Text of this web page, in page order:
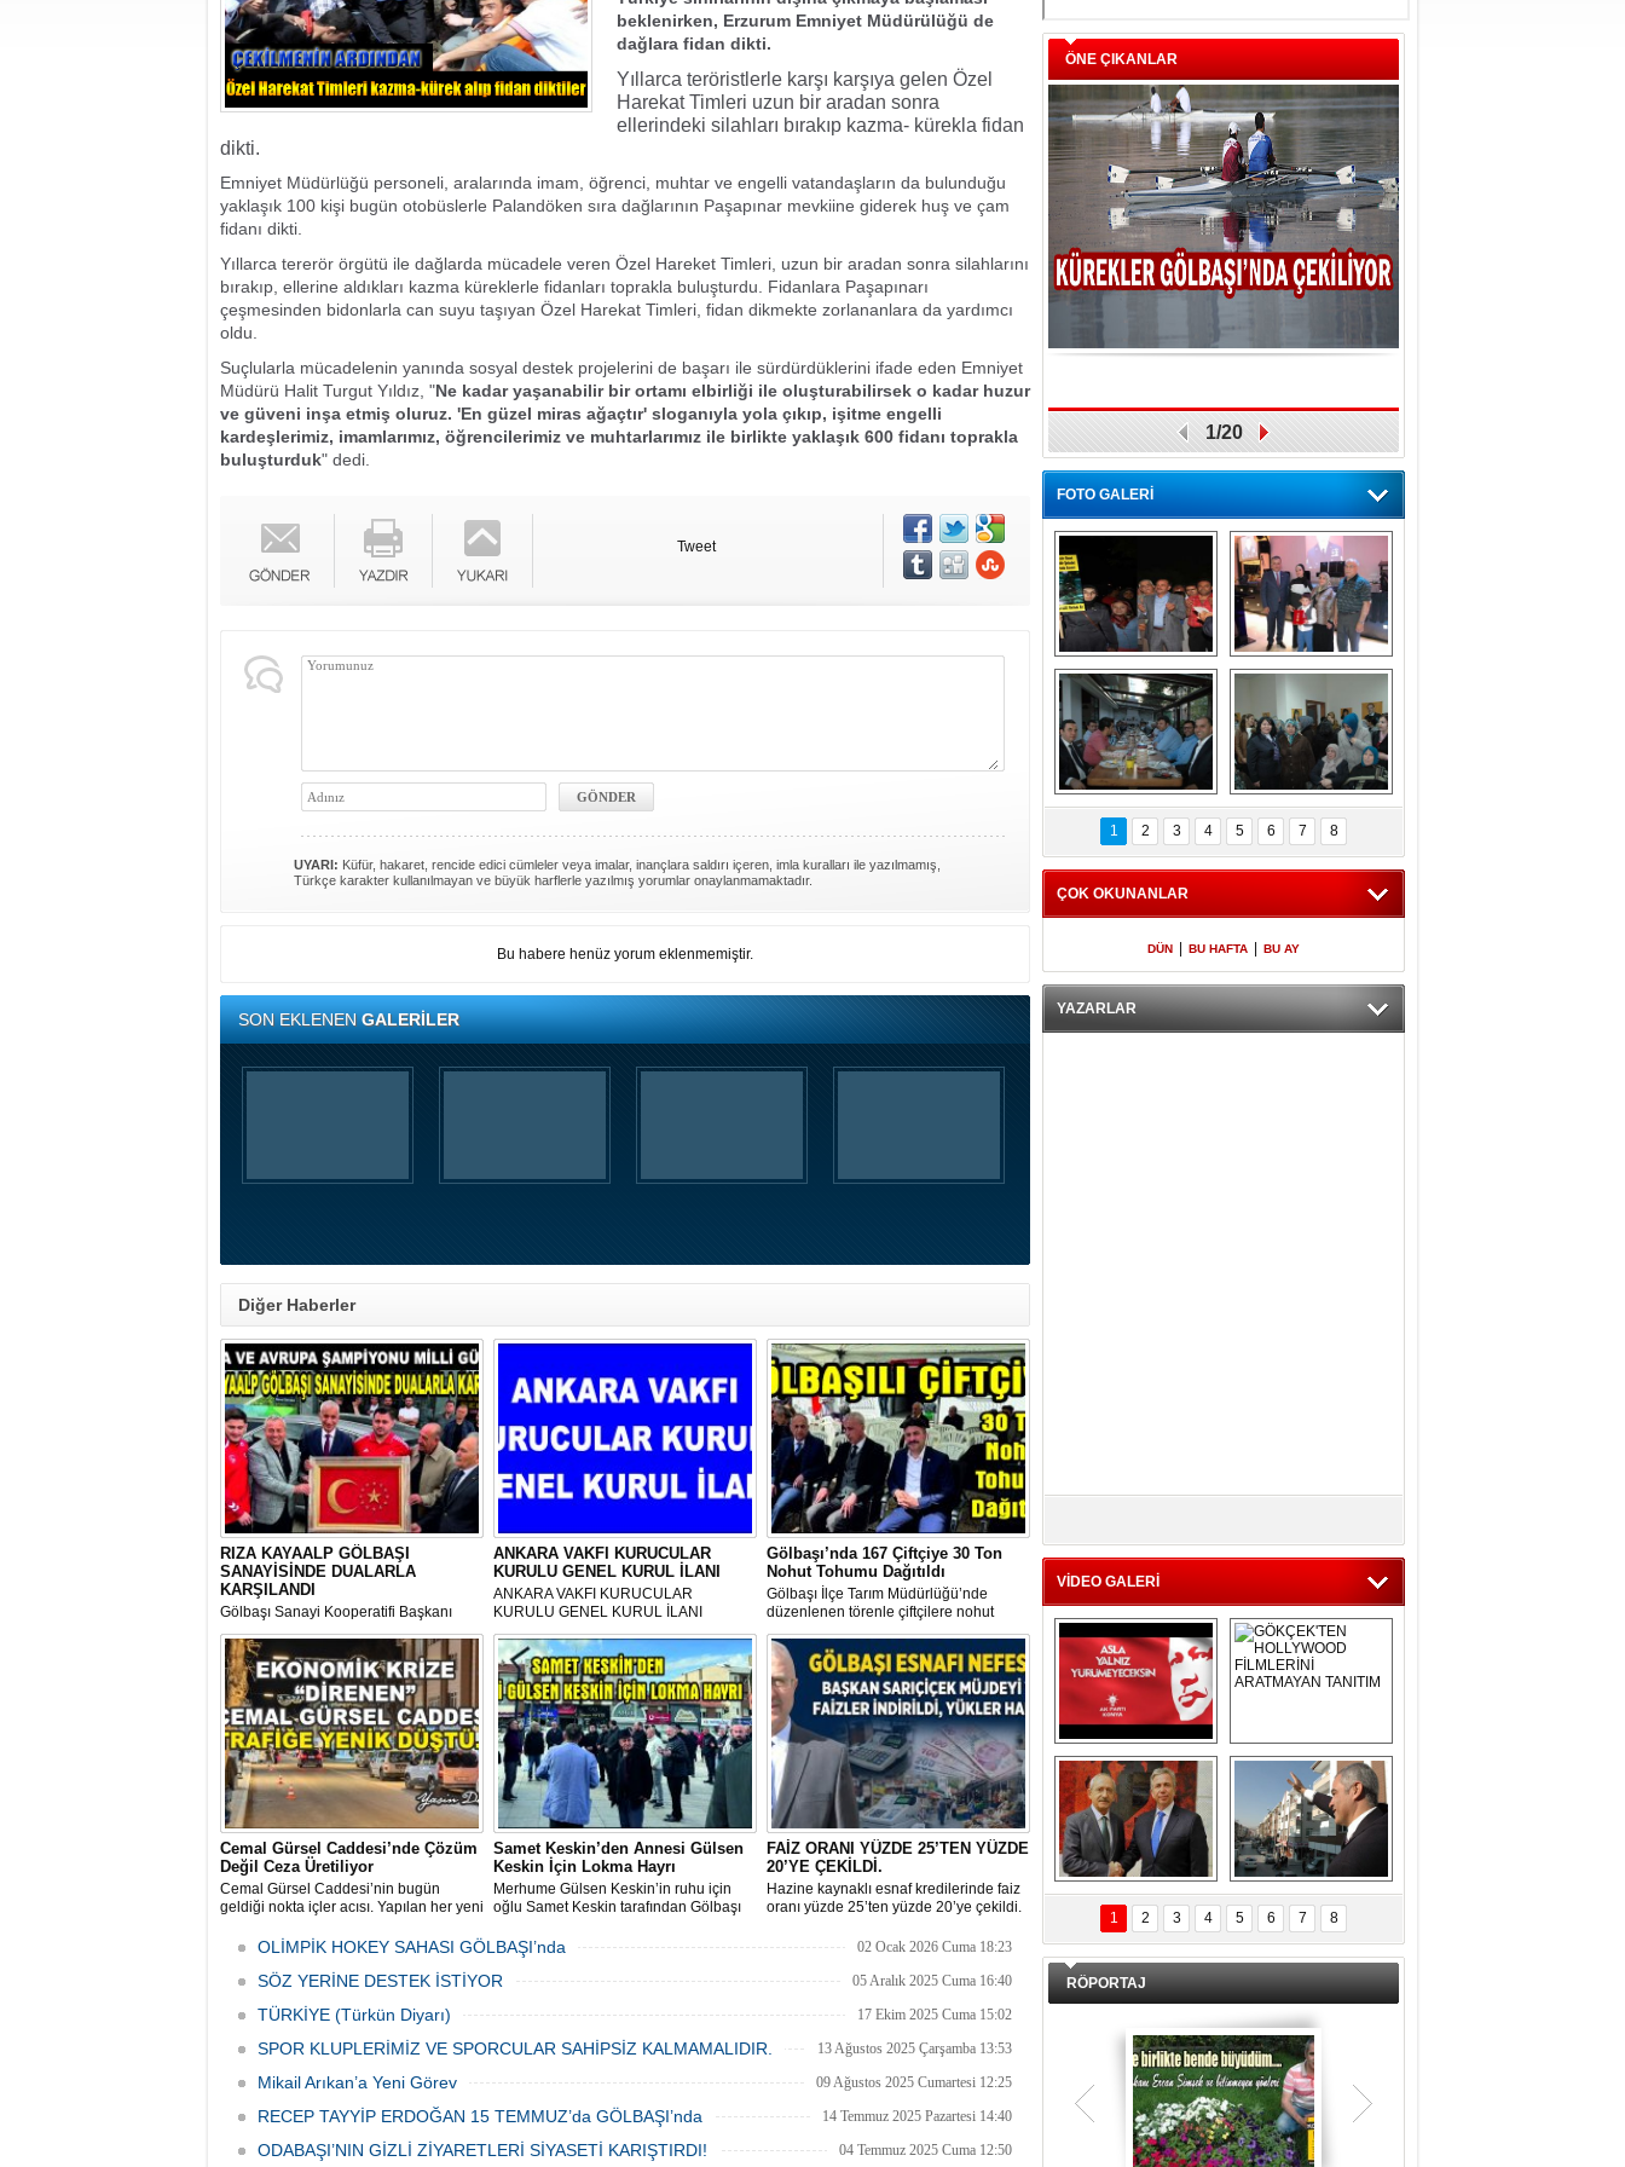
beklenirken, Erzurum Emniyet Müdürülüğü de
dağlara fidan dikti.
Yıllarca teröristlerle karşı karşıya gelen Özel
Harekat Timleri uzun bir aradan sonra
ellerindeki silahları bırakıp kazma- kürekla fidan
dikti.
Emniyet Müdürlüğü personeli, aralarında imam, öğrenci, muhtar ve engelli vatandaşların da bulunduğu
yaklaşık 100 kişi bugün otobüslerle Palandöken sıra dağlarının Paşapınar mevkiine giderek huş ve çam
fidanı dikti.
Yıllarca tererör örgütü ile dağlarda mücadele veren Özel Hareket Timleri, uzun bir aradan sonra silahlarını
bırakıp, ellerine aldıkları kazma küreklerle fidanları toprakla buluşturdu. Fidanlara Paşapınarı
çeşmesinden bidonlarla can suyu taşıyan Özel Harekat Timleri, fidan dikmekte zorlananlara da yardımcı
oldu.
Suçlularla mücadelenin yanında sosyal destek projelerini de başarı ile sürdürdüklerini ifade eden Emniyet
Müdürü Halit Turgut Yıldız, "Ne kadar yaşanabilir bir ortamı elbirliği ile oluşturabilirsek o kadar huzur
ve güveni inşa etmiş oluruz. 'En güzel miras ağaçtır' sloganıyla yola çıkıp, işitme engelli
kardeşlerimiz, imamlarımız, öğrencilerimiz ve muhtarlarımız ile birlikte yaklaşık 600 fidanı toprakla
buluşturduk" dedi.
Tweet
UYARI: Küfür, hakaret, rencide edici cümleler veya imalar, inançlara saldırı içeren, imla kuralları ile yazılmamış,
Türkçe karakter kullanılmayan ve büyük harflerle yazılmış yorumlar onaylanmamaktadır.
Bu habere henüz yorum eklenmemiştir.
SON EKLENENGALERİLER
Diğer Haberler
RIZA KAYAALP GÖLBAŞI
SANAYİSİNDE DUALARLA
KARŞILANDI
Gölbaşı Sanayi Kooperatifi Başkanı
Mehmet Aktay öncülüğünde, sanayi
esnafı adına düzenlenen anlamlı anma
programı Sanayi Camii’nde yoğun
katılımla gerçekleştirildi.
ANKARA VAKFI KURUCULAR
KURULU GENEL KURUL İLANI
ANKARA VAKFI KURUCULAR
KURULU GENEL KURUL İLANI
Gölbaşı’nda 167 Çiftçiye 30 Ton
Nohut Tohumu Dağıtıldı
Gölbaşı İlçe Tarım Müdürlüğü’nde
düzenlenen törenle çiftçilere nohut
tohumu dağıtıldı. Proje kapsamında
ilçede 37 bin dekarlık alanda 380 ton
tohum desteği sağlanacak.
Cemal Gürsel Caddesi’nde Çözüm
Değil Ceza Üretiliyor
Cemal Gürsel Caddesi’nin bugün
geldiği nokta içler acısı. Yapılan her yeni
adeta başka bir noktaya taşıyor
Samet Keskin’den Annesi Gülsen
Keskin İçin Lokma Hayrı
Merhume Gülsen Keskin’in ruhu için
oğlu Samet Keskin tarafından Gölbaşı
önünde lokma ikramı gerçekleştirildi.
Düzenlenen hayra çok sayıda siyasi
temsilci, sivil toplum kuruluşu üyeleri ve
FAİZ ORANI YÜZDE 25’TEN YÜZDE
20’YE ÇEKİLDİ.
Hazine kaynaklı esnaf kredilerinde faiz
oranı yüzde 25’ten yüzde 20’ye çekildi.
OLİMPİK HOKEY SAHASI GÖLBAŞI’nda 02 Ocak 2026 Cuma 18:23
SÖZ YERİNE DESTEK İSTİYOR 05 Aralık 2025 Cuma 16:40
TÜRKİYE (Türkün Diyarı) 17 Ekim 2025 Cuma 15:02
SPOR KLUPLERİMİZ VE SPORCULAR SAHİPSİZ KALMAMALIDIR. 13 Ağustos 2025 Çarşamba 13:53
Mikail Arıkan’a Yeni Görev 09 Ağustos 2025 Cumartesi 12:25
RECEP TAYYİP ERDOĞAN 15 TEMMUZ’da GÖLBAŞI’nda 14 Temmuz 2025 Pazartesi 14:40
ODABAŞI’NIN GİZLİ ZİYARETLERİ SİYASETİ KARIŞTIRDI! 04 Temmuz 2025 Cuma 12:50
ÖNE ÇIKANLAR
1/20
FOTO GALERİ
Gölbaşı GAZZE
İÇİN YÜRÜDÜ
Kaymakamlıktan
iftar yemeği
Kaymakamlıktan
iftar yemeği
NERGÜL
YILDIRIM SEÇİM
BÜROSUNU AÇTI
1 2 3 4 5 6 7 8
ÇOK OKUNANLAR
DÜN BU HAFTA BU AY
YAZARLAR
VİDEO GALERİ
Asla Yalnız
Yürümeyeceksin
Uzun Adam
GÖKÇEK'TEN
HOLLYWOOD
FİLMLERİNİ
ARATMAYAN
TANITIM
DAL İÇERİ ZÜBÜK!
ERCAN ŞİMŞEK
GÖLBAŞI'NDA
KASIRGA ETKİSİ
YARATTI !
1 2 3 4 5 6 7 8
RÖPORTAJ
Teşrik tekbiri nedir? Ne anlama gelir?